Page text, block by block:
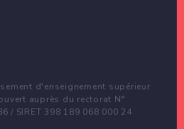
d'enseignement supérieur
auprès du rectorat N°
/ SIRET 398 189 068 000 24